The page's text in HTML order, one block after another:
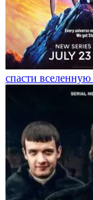
спасти вселенную